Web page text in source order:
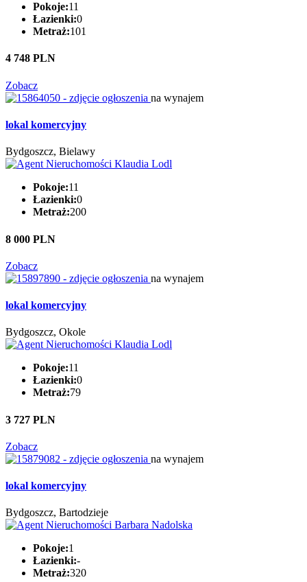
Pokoje:11
Łazienki:0
Metraż:101
4 748 PLN
Zobacz
na wynajem
lokal komercyjny
Bydgoszcz, Bielawy
Pokoje:11
Łazienki:0
Metraż:200
8 000 PLN
Zobacz
na wynajem
lokal komercyjny
Bydgoszcz, Okole
Pokoje:11
Łazienki:0
Metraż:79
3 727 PLN
Zobacz
na wynajem
lokal komercyjny
Bydgoszcz, Bartodzieje
Pokoje:1
Łazienki:-
Metraż:320